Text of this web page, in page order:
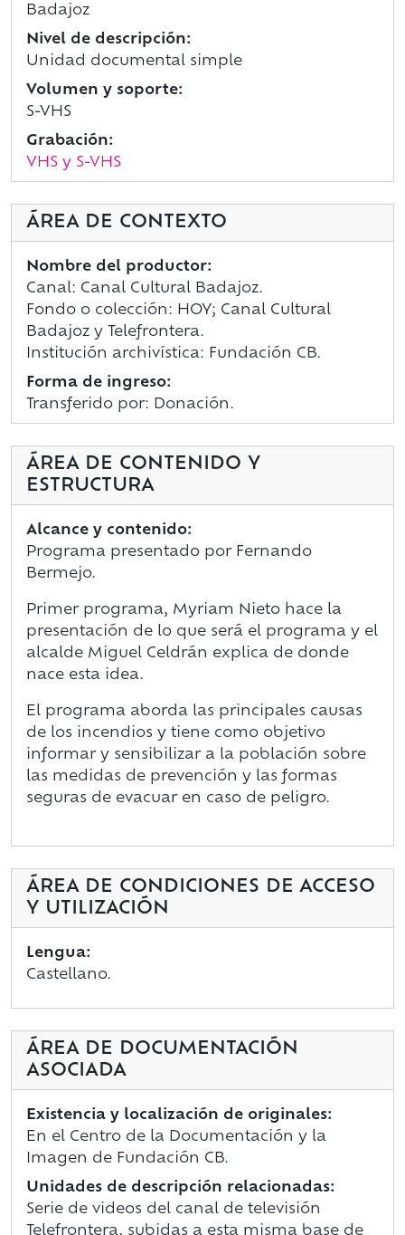
Badajoz
Nivel de descripción:
Unidad documental simple
Volumen y soporte:
S-VHS
Grabación:
VHS y S-VHS
ÁREA DE CONTEXTO
Nombre del productor:
Canal: Canal Cultural Badajoz.
Fondo o colección: HOY; Canal Cultural
Badajoz y Telefrontera.
Institución archivística: Fundación CB.
Forma de ingreso:
Transferido por: Donación.
ÁREA DE CONTENIDO Y
ESTRUCTURA
Alcance y contenido:
Programa presentado por Fernando
Bermejo.
Primer programa, Myriam Nieto hace la
presentación de lo que será el programa y el
alcalde Miguel Celdrán explica de donde
nace esta idea.
El programa aborda las principales causas
de los incendios y tiene como objetivo
informar y sensibilizar a la población sobre
las medidas de prevención y las formas
seguras de evacuar en caso de peligro.
ÁREA DE CONDICIONES DE ACCESO
Y UTILIZACIÓN
Lengua:
Castellano.
ÁREA DE DOCUMENTACIÓN
ASOCIADA
Existencia y localización de originales:
En el Centro de la Documentación y la
Imagen de Fundación CB.
Unidades de descripción relacionadas:
Serie de videos del canal de televisión
Telefrontera, subidas a esta misma base de